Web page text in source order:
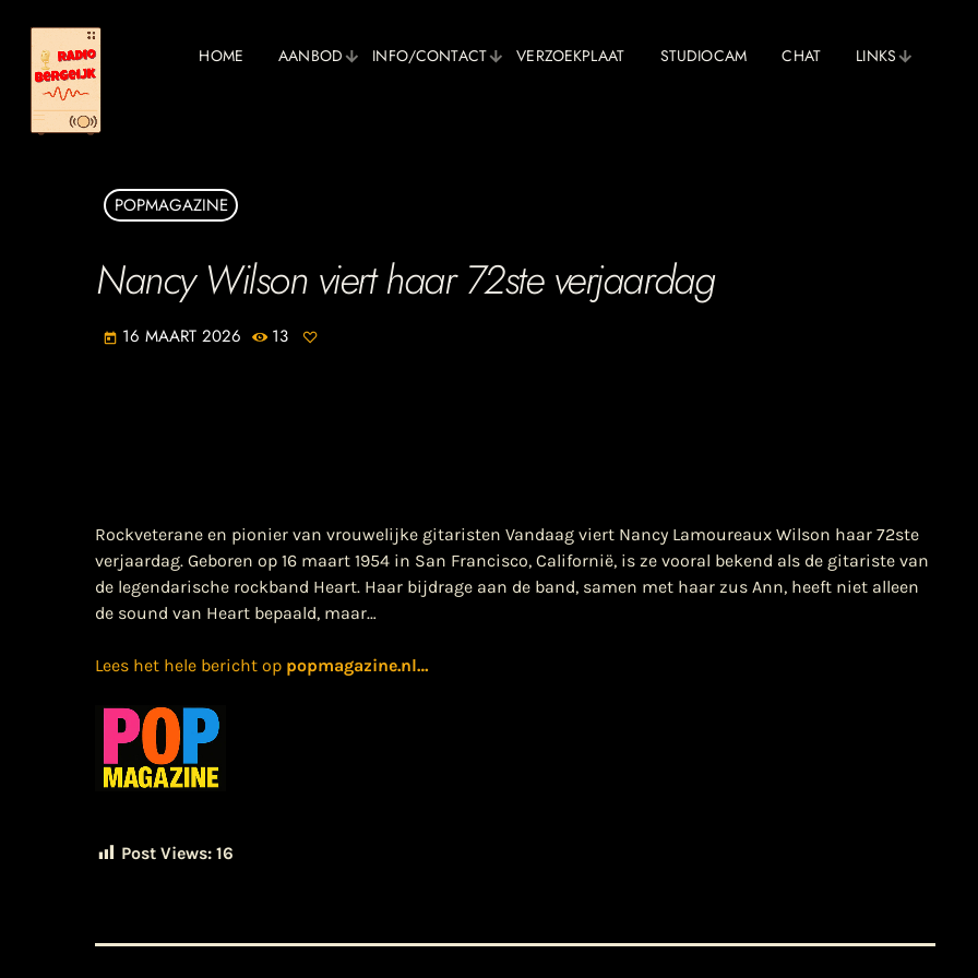
HOME AANBOD INFO/CONTACT VERZOEKPLAAT STUDIOCAM CHAT LINKS
POPMAGAZINE
Nancy Wilson viert haar 72ste verjaardag
today 16 MAART 2026 13
Rockveterane en pionier van vrouwelijke gitaristen Vandaag viert Nancy Lamoureaux Wilson haar 72ste
verjaardag. Geboren op 16 maart 1954 in San Francisco, Californië, is ze vooral bekend als de gitariste van
de legendarische rockband Heart. Haar bijdrage aan de band, samen met haar zus Ann, heeft niet alleen
de sound van Heart bepaald, maar…
Lees het hele bericht op popmagazine.nl…
Post Views: 16